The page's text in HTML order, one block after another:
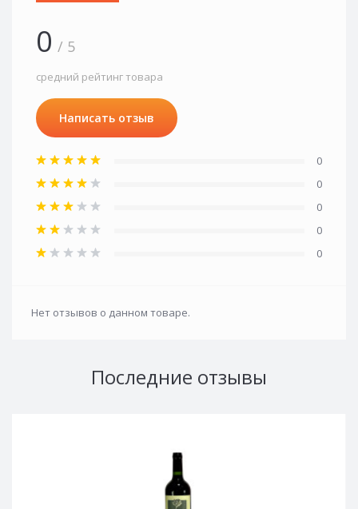
0 / 5
средний рейтинг товара
Написать отзыв
0
0
0
0
0
Нет отзывов о данном товаре.
Последние отзывы